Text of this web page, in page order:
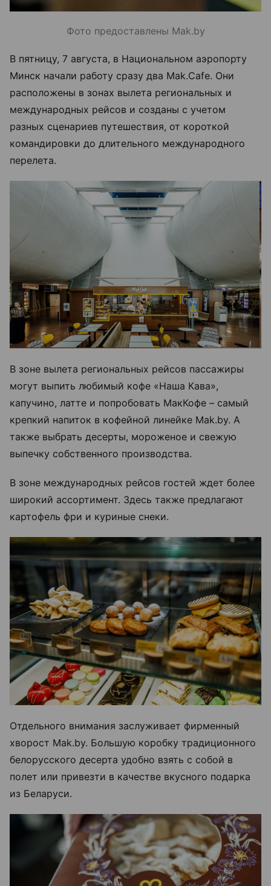
Фото предоставлены Mak.by
В пятницу, 7 августа, в Национальном аэропорту
Минск начали работу сразу два Mak.Cafe. Они
расположены в зонах вылета региональных и
международных рейсов и созданы с учетом
разных сценариев путешествия, от короткой
командировки до длительного международного
перелета.
В зоне вылета региональных рейсов пассажиры
могут выпить любимый кофе «Наша Кава»,
капучино, латте и попробовать МакКофе – самый
крепкий напиток в кофейной линейке Mak.by. А
также выбрать десерты, мороженое и свежую
выпечку собственного производства.
В зоне международных рейсов гостей ждет более
широкий ассортимент. Здесь также предлагают
картофель фри и куриные снеки.
Отдельного внимания заслуживает фирменный
хворост Mak.by. Большую коробку традиционного
белорусского десерта удобно взять с собой в
полет или привезти в качестве вкусного подарка
из Беларуси.